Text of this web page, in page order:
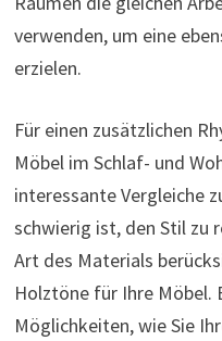
verwenden, um eine
erzielen.
Für einen zusätzlichen
Möbel im Schlaf- und
interessante Vergleiche
schwierig ist, den Stil zu
Art des Materials
Holztöne für Ihre Möbel.
Möglichkeiten, wie Sie